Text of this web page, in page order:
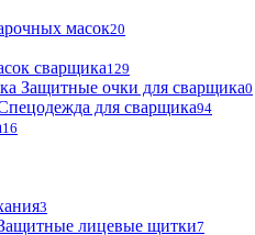
масок20
сварщика129
Защитные очки для сварщика0
для сварщика94
16
3
лицевые щитки7